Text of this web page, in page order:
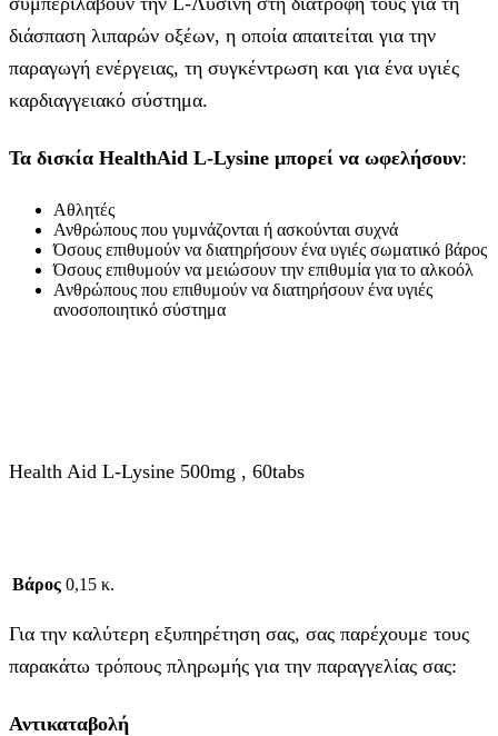
διάσπαση λιπαρών οξέων, η οποία απαιτείται για την
παραγωγή ενέργειας, τη συγκέντρωση και για ένα υγιές
καρδιαγγειακό σύστημα.
Τα δισκία HealthAid L-Lysine μπορεί να ωφελήσουν:
Αθλητές
Ανθρώπους που γυμνάζονται ή ασκούνται συχνά
Όσους επιθυμούν να διατηρήσουν ένα υγιές σωματικό βάρος
Όσους επιθυμούν να μειώσουν την επιθυμία για το αλκοόλ
Ανθρώπους που επιθυμούν να διατηρήσουν ένα υγιές
ανοσοποιητικό σύστημα
Health Aid L-Lysine 500mg , 60tabs
Βάρος 0,15 κ.
Για την καλύτερη εξυπηρέτηση σας, σας παρέχουμε τους
παρακάτω τρόπους πληρωμής για την παραγγελίας σας:
Αντικαταβολή